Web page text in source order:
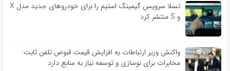
تسلا سرویس گیمینگ استیم را برای خودروهای جدید مدل X
و S منتشر کرد
واکنش وزیر ارتباطات به افزایش قیمت قبوض تلفن ثابت:
مخابرات برای نوسازی و توسعه نیاز به منابع دارد